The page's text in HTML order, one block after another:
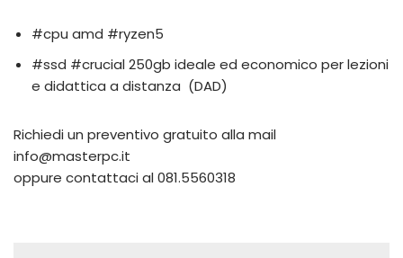
#cpu amd #ryzen5
#ssd #crucial250gb ideale ed economico per lezioni
e didattica a distanza (DAD)
Richiedi un preventivo gratuito alla mail
info@masterpc.it
oppure contattaci al 081.5560318